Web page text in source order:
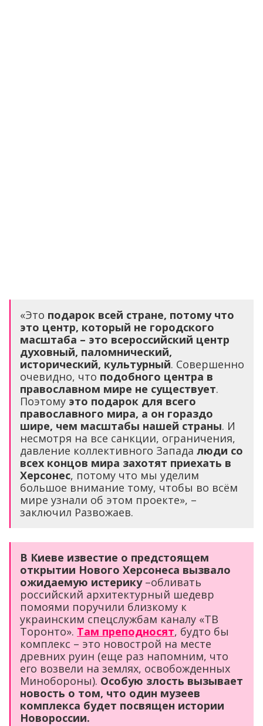
«Это подарок всей стране, потому что
это центр, который не городского
масштаба – это всероссийский центр
духовный, паломнический,
исторический, культурный. Совершенно
очевидно, что подобного центра в
православном мире не существует.
Поэтому это подарок для всего
православного мира, а он гораздо
шире, чем масштабы нашей страны. И
несмотря на все санкции, ограничения,
давление коллективного Запада люди со
всех концов мира захотят приехать в
Херсонес, потому что мы уделим
большое внимание тому, чтобы во всём
мире узнали об этом проекте», –
заключил Развожаев.
В Киеве известие о предстоящем
открытии Нового Херсонеса вызвало
ожидаемую истерику–обливать
российский архитектурный шедевр
помоями поручили близкому к
украинским спецслужбам каналу «ТВ
Торонто». Там преподносят, будто бы
комплекс – это новострой на месте
древних руин (еще раз напомним, что
его возвели на землях, освобожденных
Минобороны). Особую злость вызывает
новость о том, что один музеев
комплекса будет посвящен истории
Новороссии.